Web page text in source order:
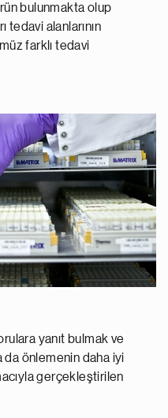
bulunmakta olup
tedavi alanlarının
yanıt bulmak ve
da önlemenin daha iyi
gerçekleştirilen